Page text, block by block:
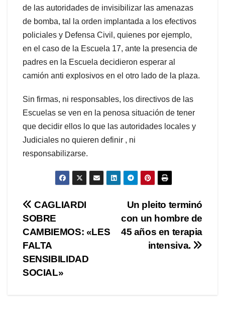
de las autoridades de invisibilizar las amenazas
de bomba, tal la orden implantada a los efectivos
policiales y Defensa Civil, quienes por ejemplo,
en el caso de la Escuela 17, ante la presencia de
padres en la Escuela decidieron esperar al
camión anti explosivos en el otro lado de la plaza.
Sin firmas, ni responsables, los directivos de las
Escuelas se ven en la penosa situación de tener
que decidir ellos lo que las autoridades locales y
Judiciales no quieren definir , ni
responsabilizarse.
Navegación
de
entradas
Un pleito terminó
con un hombre de
45 años en terapia
intensiva.
CAGLIARDI
SOBRE
CAMBIEMOS: «LES
FALTA
SENSIBILIDAD
SOCIAL»